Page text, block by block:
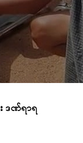
ဒဏ်ရာရ